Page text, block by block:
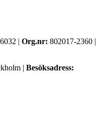
| Org.nr: 802017-2360 |
| Besöksadress: